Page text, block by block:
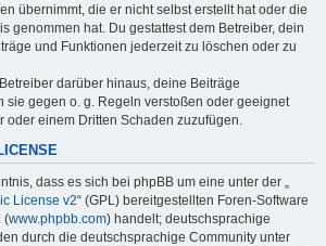
übernimmt, die er nicht selbst erstellt hat oder die
genommen hat. Du gestattest dem Betreiber, dein
und Funktionen jederzeit zu löschen oder zu
darüber hinaus, deine Beiträge
sie gegen o. g. Regeln verstoßen oder geeignet
oder einem Dritten Schaden zuzufügen.
dass es sich bei phpBB um eine unter der „
License v2“ (GPL) bereitgestellten Foren-Software
(www.phpbb.com) handelt; deutschsprachige
durch die deutschsprachige Community unter